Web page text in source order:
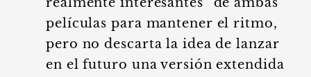
películas para mantener el ritmo,
pero no descarta la idea de lanzar
en el futuro una versión extendida